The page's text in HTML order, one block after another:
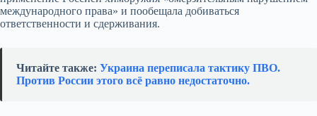
международного права» и пообещала добиваться
ответственности и сдерживания.
Читайте также: Украина переписала тактику ПВО.
Против России этого всё равно недостаточно.